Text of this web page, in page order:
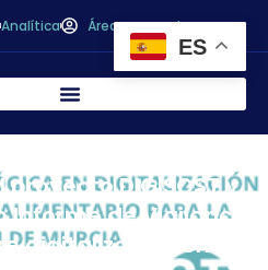
Analítica Área personal
proyecto DIGISOST y
Informe de Vigilancia
digitalización en el
ES